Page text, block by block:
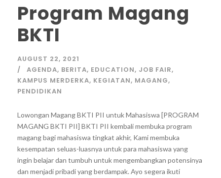
Program Magang
BKTI
AUGUST 22, 2021
AGENDA, BERITA, EDUCATION, JOB FAIR,
KAMPUS MERDERKA, KEGIATAN, MAGANG,
PENDIDIKAN
Lowongan Magang BKTI PII untuk Mahasiswa [PROGRAM
MAGANG BKTI PII] BKTI PII kembali membuka program
magang bagi mahasiswa tingkat akhir, Kami membuka
kesempatan seluas-luasnya untuk para mahasiswa yang
ingin belajar dan tumbuh untuk mengembangkan potensinya
dan menjadi pribadi yang berdampak. Ayo segera ikuti